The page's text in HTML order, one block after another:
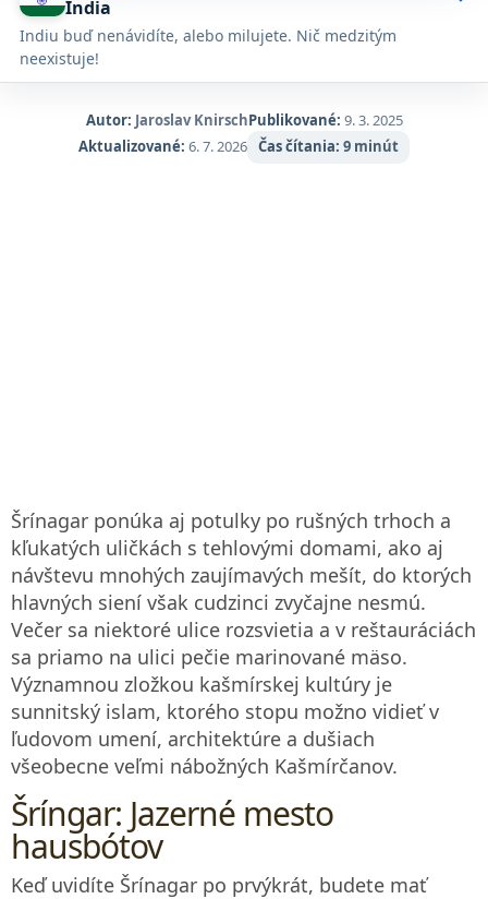
Google
Maps.
India
Indiu buď nenávidíte, alebo milujete. Nič medzitým
neexistuje!
Autor: Jaroslav KnirschPublikované: 9. 3. 2025
Aktualizované: 6. 7. 2026 Čas čítania: 9 minút
Šrínagar ponúka aj potulky po rušných trhoch a
kľukatých uličkách s tehlovými domami, ako aj
návštevu mnohých zaujímavých mešít, do ktorých
hlavných siení však cudzinci zvyčajne nesmú.
Večer sa niektoré ulice rozsvietia a v reštauráciách
sa priamo na ulici pečie marinované mäso.
Významnou zložkou kašmírskej kultúry je
sunnitský islam, ktorého stopu možno vidieť v
ľudovom umení, architektúre a dušiach
všeobecne veľmi nábožných Kašmírčanov.
Šríngar: Jazerné mesto
hausbótov
Keď uvidíte Šrínagar po prvýkrát, budete mať